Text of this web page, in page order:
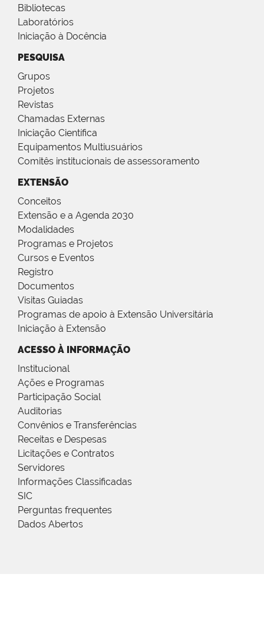
Bibliotecas
Laboratórios
Iniciação à Docência
PESQUISA
Grupos
Projetos
Revistas
Chamadas Externas
Iniciação Científica
Equipamentos Multiusuários
Comitês institucionais de assessoramento
EXTENSÃO
Conceitos
Extensão e a Agenda 2030
Modalidades
Programas e Projetos
Cursos e Eventos
Registro
Documentos
Visitas Guiadas
Programas de apoio à Extensão Universitária
Iniciação à Extensão
ACESSO À INFORMAÇÃO
Institucional
Ações e Programas
Participação Social
Auditorias
Convênios e Transferências
Receitas e Despesas
Licitações e Contratos
Servidores
Informações Classificadas
SIC
Perguntas frequentes
Dados Abertos